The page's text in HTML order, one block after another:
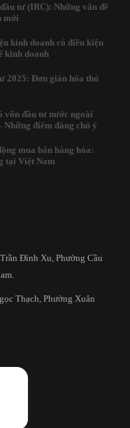
tư (IRC): Những vấn đề
mới
kinh doanh có điều kiện
kinh doanh
2025: Đơn giản hóa thủ
vốn đầu tư nước ngoài
điểm đáng chú ý
mua bán hàng hóa:
tại Việt Nam
Đình Xu, Phường Cầu
Thạch, Phường Xuân